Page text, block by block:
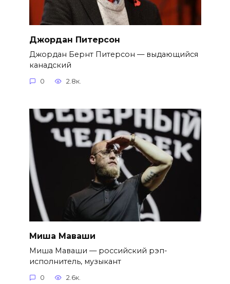
Джордан Питерсон
Джордан Бернт Питерсон — выдающийся
канадский
0 2.8к.
Миша Маваши
Миша Маваши — российский рэп-
исполнитель, музыкант
0 2.6к.